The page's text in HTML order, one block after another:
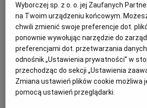
KOSZALIN
KRAKÓW
LUBLIN
TOK FM
SPORT.PL
PUBLIO.PL
Dla 4 osób
Przygotowanie: 40 minut
Schładzanie: 90 minut
Roladki z sandacza w sosie
składniki:
Wyborczej sp. z o. o. jej Zaufanych
na Twoim urządzeniu końcowym.
chwili zmienić swoje preferencje dot.
ponownie wywołując narzędzie do
preferencjami dot. przetwarzania
odnośnik „Ustawienia prywatności” w
przechodząc do sekcji „Ustawienia
Zmiana ustawień plików cookie możliwa
pomocą ustawień przeglądarki.